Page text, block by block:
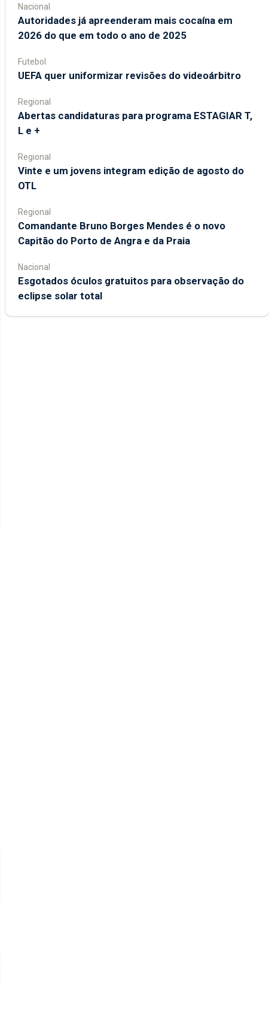
Nacional
Autoridades já apreenderam mais cocaína em
2026 do que em todo o ano de 2025
Futebol
UEFA quer uniformizar revisões do videoárbitro
Regional
Abertas candidaturas para programa ESTAGIAR T,
L e +
Regional
Vinte e um jovens integram edição de agosto do
OTL
Regional
Comandante Bruno Borges Mendes é o novo
Capitão do Porto de Angra e da Praia
Nacional
Esgotados óculos gratuitos para observação do
eclipse solar total